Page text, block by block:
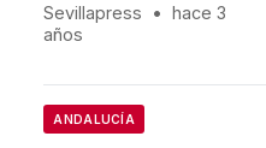
Sevillapress •
hace 3
años
ANDALUCÍA